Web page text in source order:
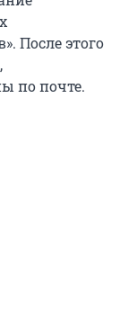
После этого
по почте.